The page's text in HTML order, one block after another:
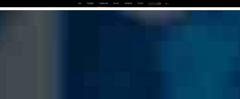
首页 产品及服务 行业解决方案 合作伙伴 投资者关系 关于我们 中EN